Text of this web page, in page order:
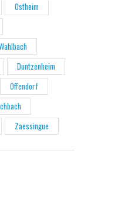
Ostheim
Duntzenheim
Offendorf
Zaessingue